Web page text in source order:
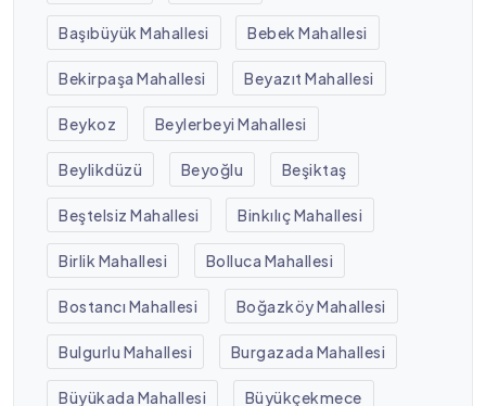
Başıbüyük Mahallesi Bebek Mahallesi
Bekirpaşa Mahallesi Beyazıt Mahallesi
Beykoz Beylerbeyi Mahallesi
Beylikdüzü Beyoğlu Beşiktaş
Beştelsiz Mahallesi Binkılıç Mahallesi
Birlik Mahallesi Bolluca Mahallesi
Bostancı Mahallesi Boğazköy Mahallesi
Bulgurlu Mahallesi Burgazada Mahallesi
Büyükada Mahallesi Büyükçekmece